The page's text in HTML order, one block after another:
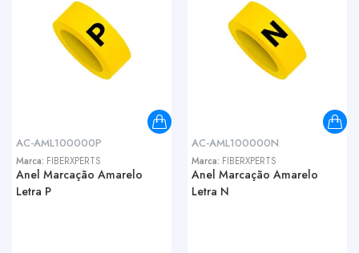
AC-AML100000P
Marca: FIBERXPERTS
Anel Marcação Amarelo
Letra P
AC-AML100000N
Marca: FIBERXPERTS
Anel Marcação Amarelo
Letra N